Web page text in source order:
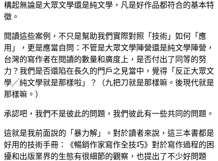
構起無論是大眾文學還是純文學，凡是好作品都符合的基本特
徵。
閱讀這些案例，不只是幫助我們實際對照「技術」如何「應
用」，更是應當自問：不管是大眾文學陣營還是純文學陣營，
台灣的寫作者在閱讀的數量和廣度上，是否付出了同等的努
力？我們是否還陷在長久的門戶之見當中，覺得「反正大眾文
學╱純文學就是那樣啦」？（九把刀就是那樣嘛。後現代就是
那樣嘛。）
承認吧，我們不是彼此的問題，我們彼此有一些共同的問題。
這就是我前面說的「暴力解」。對於讀者來說，這三本書都是
好用的技術手冊：《暢銷作家寫作全技巧》對於寫作過程的困
擾和出版業界的生態有很細節的觀察，也提出了不少好問題